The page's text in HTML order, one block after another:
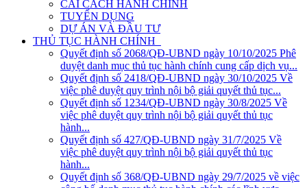
CẢI CÁCH HÀNH CHÍNH
TUYỂN DỤNG
DỰ ÁN VÀ ĐẦU TƯ
THỦ TỤC HÀNH CHÍNH
Quyết định số 2068/QĐ-UBND ngày 10/10/2025 Phê
duyệt danh mục thủ tục hành chính cung cấp dịch vụ...
Quyết định số 2418/QĐ-UBND ngày 30/10/2025 Về
việc phê duyệt quy trình nội bộ giải quyết thủ tục...
Quyết định số 1234/QĐ-UBND ngày 30/8/2025 Về
việc phê duyệt quy trình nội bộ giải quyết thủ tục
hành...
Quyết định số 427/QĐ-UBND ngày 31/7/2025 Về
việc phê duyệt quy trình nội bộ giải quyết thủ tục
hành...
Quyết định số 368/QĐ-UBND ngày 29/7/2025 về việc